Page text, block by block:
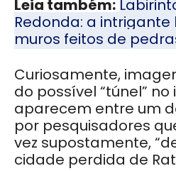
Leia também:
Redonda: a intrigante
muros feitos de
Curiosamente,
do possível “túnel”
aparecem entre um
por pesquisadores
vez supostamente,
cidade perdida de